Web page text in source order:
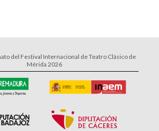
del Festival Internacional de Teatro Clásico de
Mérida 2026